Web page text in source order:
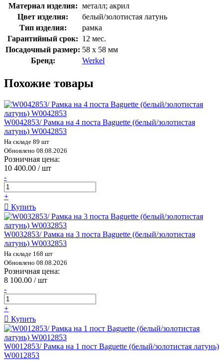
Материал изделия: металл; акрил
Цвет изделия:
белый/золотистая латунь
Тип изделия:
рамка
Гарантийный срок: 12 мес.
Посадочный размер: 58 х 58 мм
Бренд:
Werkel
Похожие товары
W0042853/ Рамка на 4 поста Baguette (белый/золотистая
латунь) W0042853
На складе 89 шт
Обновлено 08.08.2026
Розничная цена:
10 400.00 / шт
-
+
Купить
W0032853/ Рамка на 3 поста Baguette (белый/золотистая
латунь) W0032853
На складе 168 шт
Обновлено 08.08.2026
Розничная цена:
8 100.00 / шт
-
+
Купить
W0012853/ Рамка на 1 пост Baguette (белый/золотистая латунь)
W0012853